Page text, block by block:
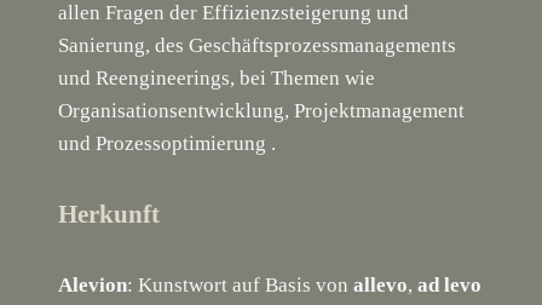
allen Fragen der Effizienzsteigerung und
Sanierung, des Geschäftsprozessmanagements
und Reengineerings, bei Themen wie
Organisationsentwicklung, Projektmanagement
und Prozessoptimierung .
Herkunft
Alevion: Kunstwort auf Basis von allevo, ad levo